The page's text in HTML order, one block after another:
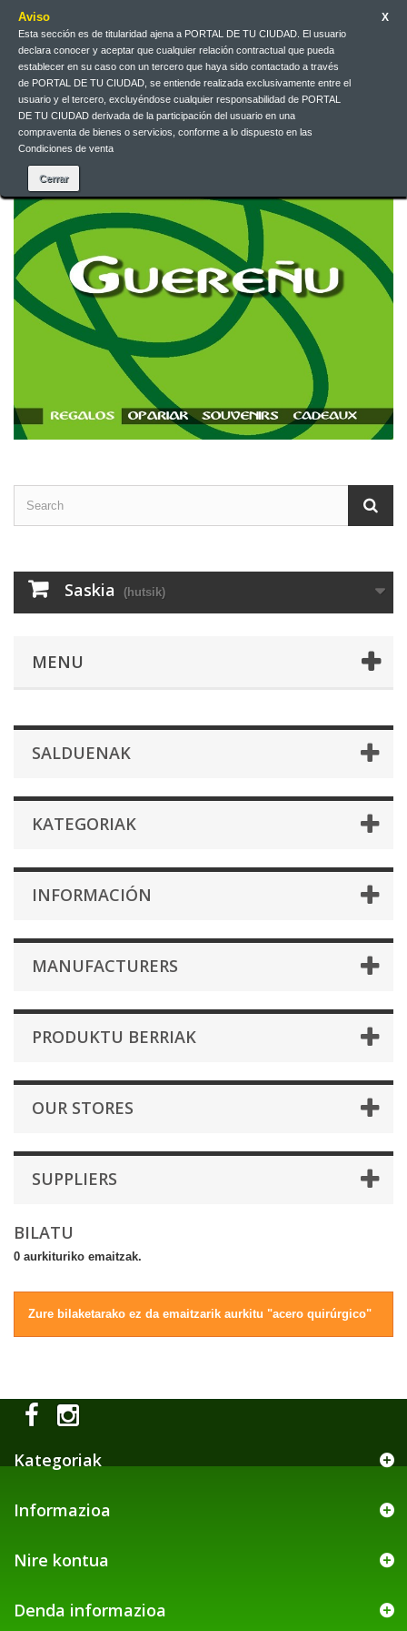
Aviso
Esta sección es de titularidad ajena a PORTAL DE TU CIUDAD. El usuario
declara conocer y aceptar que cualquier relación contractual que pueda
establecer en su caso con un tercero que haya sido contactado a través
de PORTAL DE TU CIUDAD, se entiende realizada exclusivamente entre el
usuario y el tercero, excluyéndose cualquier responsabilidad de PORTAL
DE TU CIUDAD derivada de la participación del usuario en una
compraventa de bienes o servicios, conforme a lo dispuesto en las
Condiciones de venta
X
Euskera
Euskera
Jarri gurekin harremanetan
Saskia (hutsik)
MENU
SALDUENAK
KATEGORIAK
INFORMACIÓN
MANUFACTURERS
PRODUKTU BERRIAK
OUR STORES
SUPPLIERS
BILATU
0 aurkituriko emaitzak.
Zure bilaketarako ez da emaitzarik aurkitu "acero quirúrgico"
Kategoriak
Informazioa
Nire kontua
Denda informazioa